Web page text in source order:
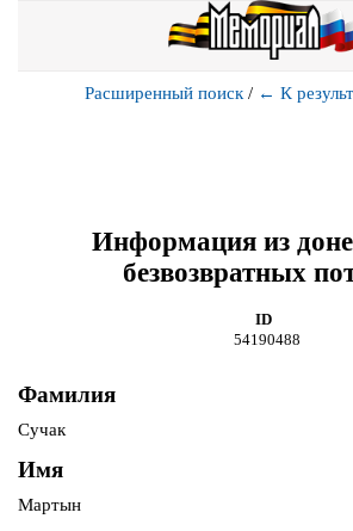
Расширенный поиск / ← К
Информация из
безвозвратных
ID
54190488
Фамилия
Сучак
Имя
Мартын